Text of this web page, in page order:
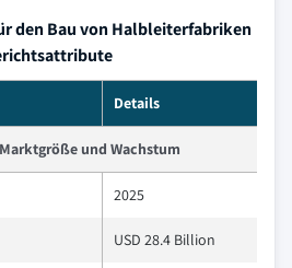
den Bau von Halbleiterfabriken
Details
Marktgröße und Wachstum
2025
USD 28.4 Billion